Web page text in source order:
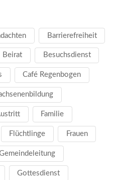
Barrierefreiheit
Beirat Besuchsdienst
Café Regenbogen
Familie
Flüchtlinge Frauen
Gottesdienst